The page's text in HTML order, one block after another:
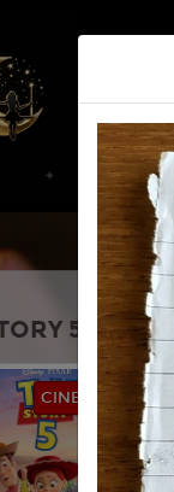
Home |
5
CINEMA IN
€